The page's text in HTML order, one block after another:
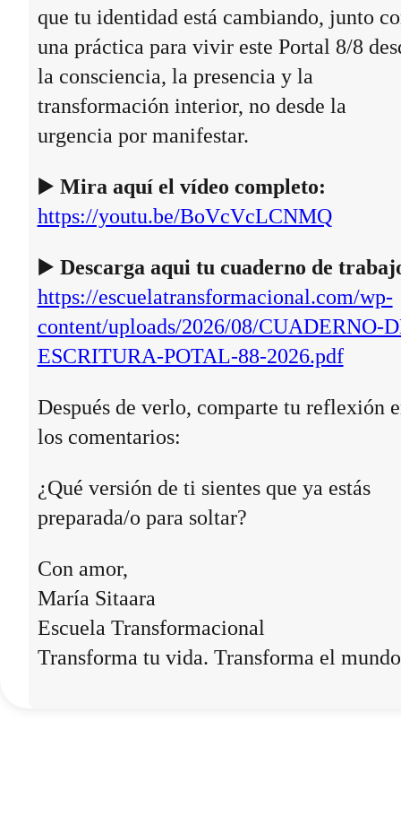
que tu identidad está cambiando, junto
una práctica para vivir este Portal 8/8
la consciencia, la presencia y la
transformación interior, no desde la
urgencia por manifestar.
▶️ Mira aquí el vídeo completo:
https://youtu.be/BoVcVcLCNMQ
▶️ Descarga aqui tu cuaderno de
https://escuelatransformacional.com/wp-
content/uploads/2026/08/CUADERNO-
ESCRITURA-POTAL-88-2026.pdf
Después de verlo, comparte tu reflexión
los comentarios:
¿Qué versión de ti sientes que ya estás
preparada/o para soltar?
Con amor,
María Sitaara
Escuela Transformacional
Transforma tu vida. Transforma el